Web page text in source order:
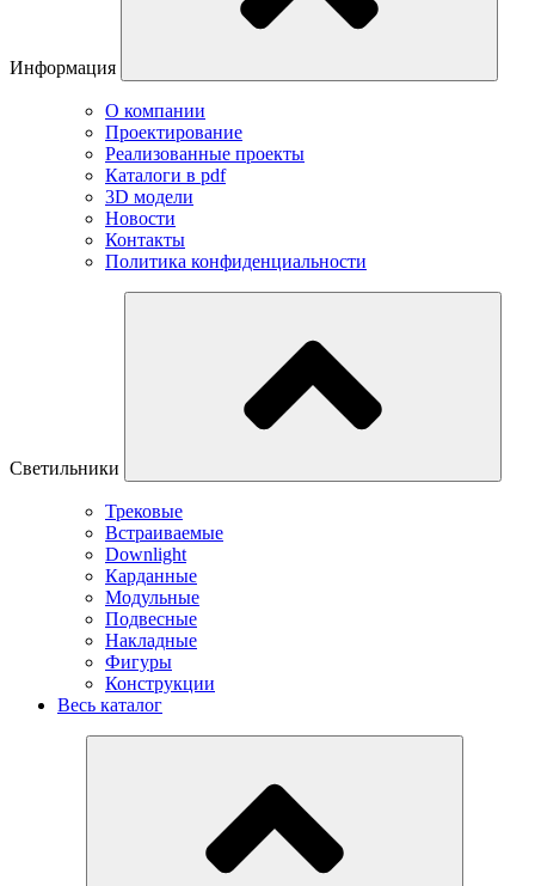
Информация
О компании
Проектирование
Реализованные проекты
Каталоги в pdf
3D модели
Новости
Контакты
Политика конфиденциальности
Светильники
Трековые
Встраиваемые
Downlight
Карданные
Модульные
Подвесные
Накладные
Фигуры
Конструкции
Весь каталог